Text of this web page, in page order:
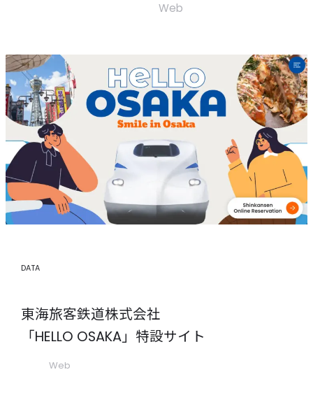
CONTACT
RECRUIT
BLOG
Web
DATA
東海旅客鉄道株式会社
「HELLO OSAKA」特設サイト
Web